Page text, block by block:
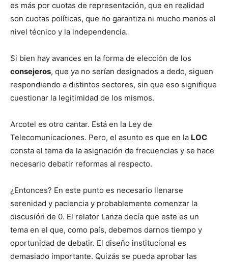
es más por cuotas de representación, que en realidad
son cuotas políticas, que no garantiza ni mucho menos el
nivel técnico y la independencia.
Si bien hay avances en la forma de elección de los
consejeros, que ya no serían designados a dedo, siguen
respondiendo a distintos sectores, sin que eso signifique
cuestionar la legitimidad de los mismos.
Arcotel es otro cantar. Está en la Ley de
Telecomunicaciones. Pero, el asunto es que en la LOC
consta el tema de la asignación de frecuencias y se hace
necesario debatir reformas al respecto.
¿Entonces? En este punto es necesario llenarse
serenidad y paciencia y probablemente comenzar la
discusión de 0. El relator Lanza decía que este es un
tema en el que, como país, debemos darnos tiempo y
oportunidad de debatir. El diseño institucional es
demasiado importante. Quizás se pueda aprobar las